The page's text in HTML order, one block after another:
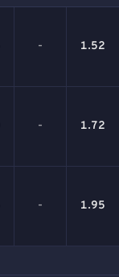
- 1.52
- 1.72
- 1.95